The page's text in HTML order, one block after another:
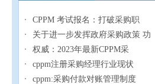
CPPM 考试报名：打破采购职
关于进一步发挥政府采购政策 功
权威：2023年最新CPPM采
cppm注册采购经理行业现状
cppm:采购付款对账管理制度